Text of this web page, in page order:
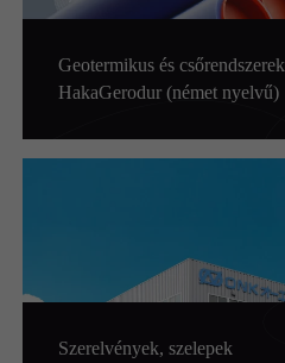
Geotermikus és csőrendszerek
HakaGerodur (német nyelvű)
Szerelvények, szelepek